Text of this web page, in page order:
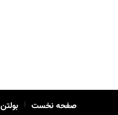
صفحه نخست | بولتن ۲